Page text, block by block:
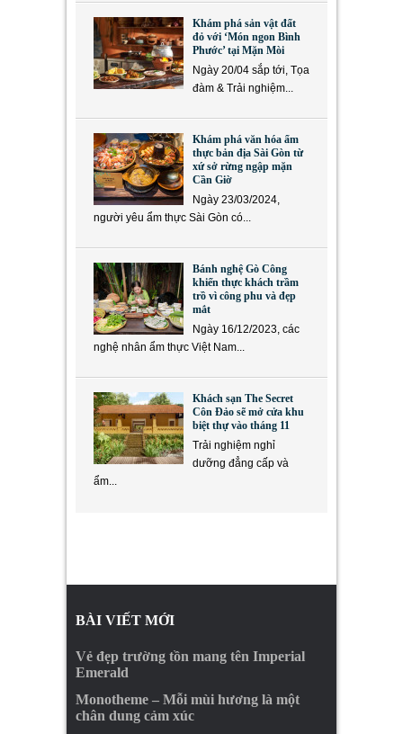
Khám phá sản vật đất
đỏ với ‘Món ngon Bình
Phước’ tại Mặn Mòi
Ngày 20/04 sắp tới, Tọa
đàm & Trải nghiệm...
Khám phá văn hóa ẩm
thực bản địa Sài Gòn từ
xứ sở rừng ngập mặn
Cần Giờ
Ngày 23/03/2024,
người yêu ẩm thực Sài Gòn có...
Bánh nghệ Gò Công
khiến thực khách trầm
trồ vì công phu và đẹp
mắt
Ngày 16/12/2023, các
nghệ nhân ẩm thực Việt Nam...
Khách sạn The Secret
Côn Đảo sẽ mở cửa khu
biệt thự vào tháng 11
Trải nghiệm nghỉ
dưỡng đẳng cấp và
ẩm...
BÀI VIẾT MỚI
Vẻ đẹp trường tồn mang tên Imperial
Emerald
Monotheme – Mỗi mùi hương là một
chân dung cảm xúc